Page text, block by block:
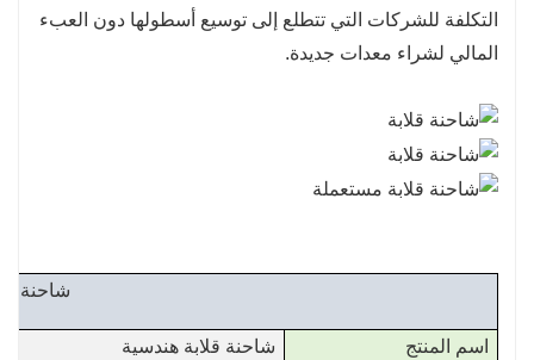
خيارات تمويل أسهل: غالبًا ما توفر المؤسسات المالية
خيارات تمويل أكثر مرونة للمركبات المستعملة، مما يسهل
على الشركات إدارة تدفقاتها النقدية.
صديقة للبيئة: يساهم شراء المركبات المستعملة في جهود
الاستدامة من خلال تقليل النفايات وتعزيز الاستخدام الفعال
التكلفة للشركات التي تتطلع إلى توسيع أسطولها دون العبء
المالي لشراء معدات جديدة.
شاحنة
اسم المنتج شاحنة قلابة هندسية